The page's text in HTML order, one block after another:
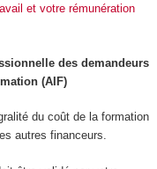
et votre rémunération
des demandeurs
(AIF)
du coût de la formation
autres financeurs.